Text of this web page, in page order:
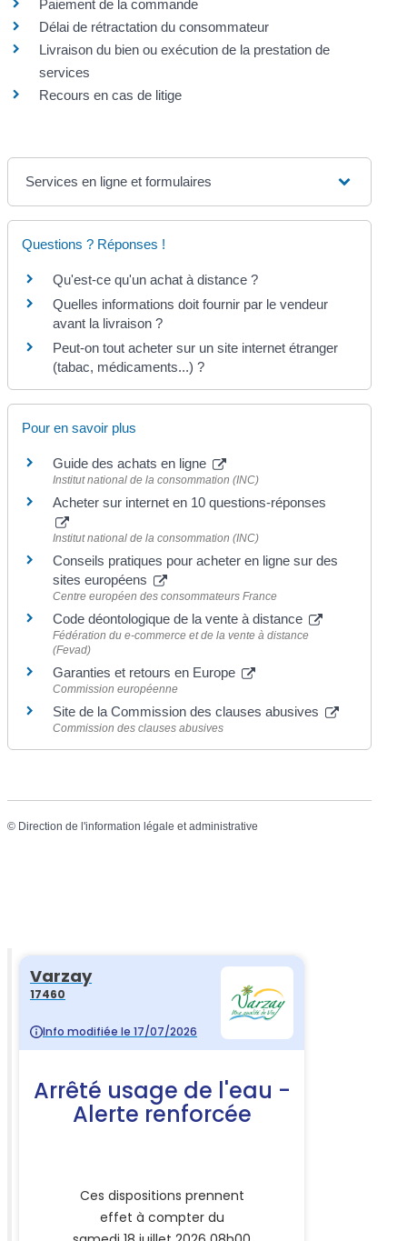
Paiement de la commande
Délai de rétractation du consommateur
Livraison du bien ou exécution de la prestation de
services
Recours en cas de litige
Services en ligne et formulaires
Questions ? Réponses !
Qu'est-ce qu'un achat à distance ?
Quelles informations doit fournir par le vendeur
avant la livraison ?
Peut-on tout acheter sur un site internet étranger
(tabac, médicaments...) ?
Pour en savoir plus
Guide des achats en ligne
Institut national de la consommation (INC)
Acheter sur internet en 10 questions-réponses
Institut national de la consommation (INC)
Conseils pratiques pour acheter en ligne sur des
sites européens
Centre européen des consommateurs France
Code déontologique de la vente à distance
Fédération du e-commerce et de la vente à distance
(Fevad)
Garanties et retours en Europe
Commission européenne
Site de la Commission des clauses abusives
Commission des clauses abusives
© Direction de l'information légale et administrative